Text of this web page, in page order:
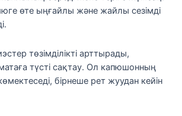
өте ыңғайлы және жайлы сезімді
төзімділікті арттырады,
түсті сақтау. Ол капюшонның
бірнеше рет жуудан кейін